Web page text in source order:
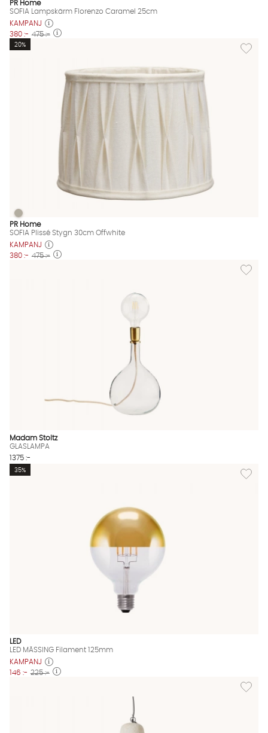
PR Home
SOFIA Lampskärm Florenzo Caramel 25cm
KAMPANJ
380 :- 475 :-
Lägg
20%
SOFIA Plissé Stygn 30cm Offwhite Finns även i dessa färger:
SOFIA Plissé Stygn 30cm Offwhite
PR Home
SOFIA Plissé Stygn 30cm Offwhite
KAMPANJ
380 :- 475 :-
Lägg till
Madam Stoltz
GLASLAMPA
1375 :-
Lägg
35%
LED
LED MÄSSING Filament 125mm
KAMPANJ
146 :- 225 :-
Lägg